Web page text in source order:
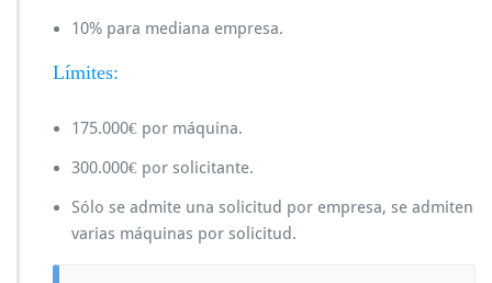
10% para mediana empresa.
Límites:
175.000€ por máquina.
300.000€ por solicitante.
Sólo se admite una solicitud por empresa, se admiten
varias máquinas por solicitud.